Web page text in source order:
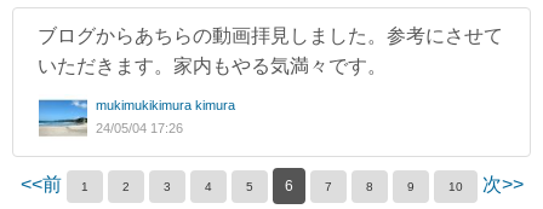
ブログからあちらの動画拝見しました。参考にさせて
いただきます。家内もやる気満々です。
mukimukikimura kimura
24/05/04 17:26
<<前 1 2 3 4 5 6 7 8 9 10 次>>